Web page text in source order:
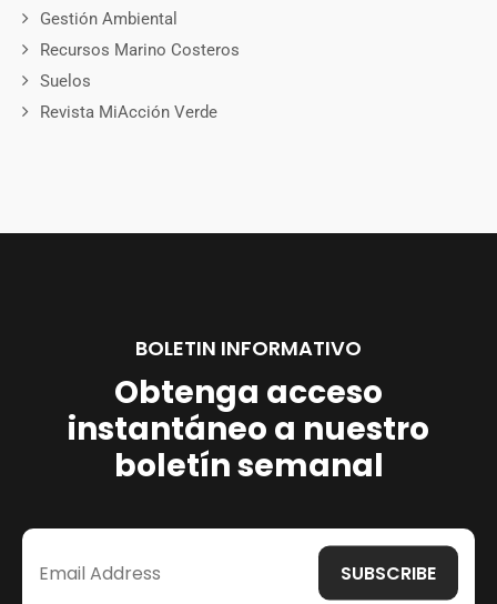
Gestión Ambiental
Recursos Marino Costeros
Suelos
Revista MiAcción Verde
BOLETIN INFORMATIVO
Obtenga acceso
instantáneo a nuestro
boletín semanal